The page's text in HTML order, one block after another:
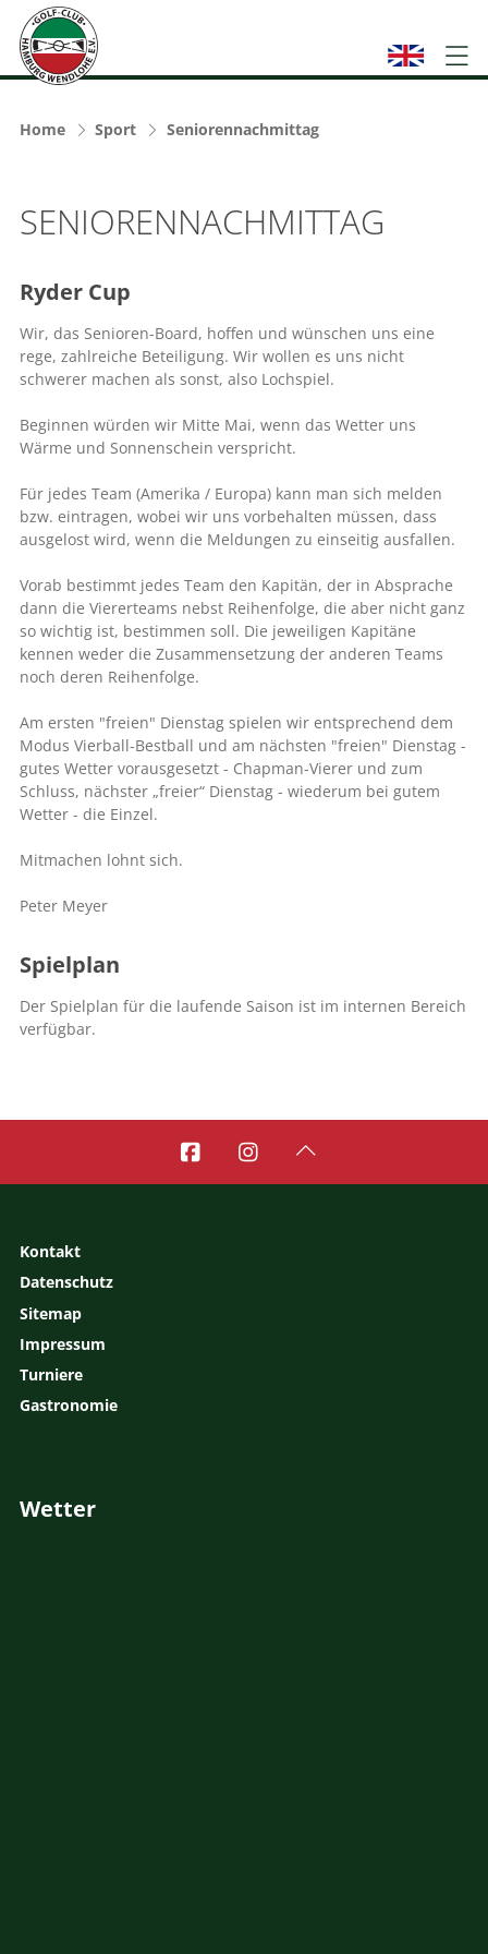
Home Sport Seniorennachmittag
SENIORENNACHMITTAG
Ryder Cup
Wir, das Senioren-Board, hoffen und wünschen uns eine
rege, zahlreiche Beteiligung. Wir wollen es uns nicht
schwerer machen als sonst, also Lochspiel.
Beginnen würden wir Mitte Mai, wenn das Wetter uns
Wärme und Sonnenschein verspricht.
Für jedes Team (Amerika / Europa) kann man sich melden
bzw. eintragen, wobei wir uns vorbehalten müssen, dass
ausgelost wird, wenn die Meldungen zu einseitig ausfallen.
Vorab bestimmt jedes Team den Kapitän, der in Absprache
dann die Viererteams nebst Reihenfolge, die aber nicht ganz
so wichtig ist, bestimmen soll. Die jeweiligen Kapitäne
kennen weder die Zusammensetzung der anderen Teams
noch deren Reihenfolge.
Am ersten "freien" Dienstag spielen wir entsprechend dem
Modus Vierball-Bestball und am nächsten "freien" Dienstag -
gutes Wetter vorausgesetzt - Chapman-Vierer und zum
Schluss, nächster „freier“ Dienstag - wiederum bei gutem
Wetter - die Einzel.
Mitmachen lohnt sich.
Peter Meyer
Spielplan
Der Spielplan für die laufende Saison ist im internen Bereich
verfügbar.
  
Kontakt
Datenschutz
Sitemap
Impressum
Turniere
Gastronomie
Wetter